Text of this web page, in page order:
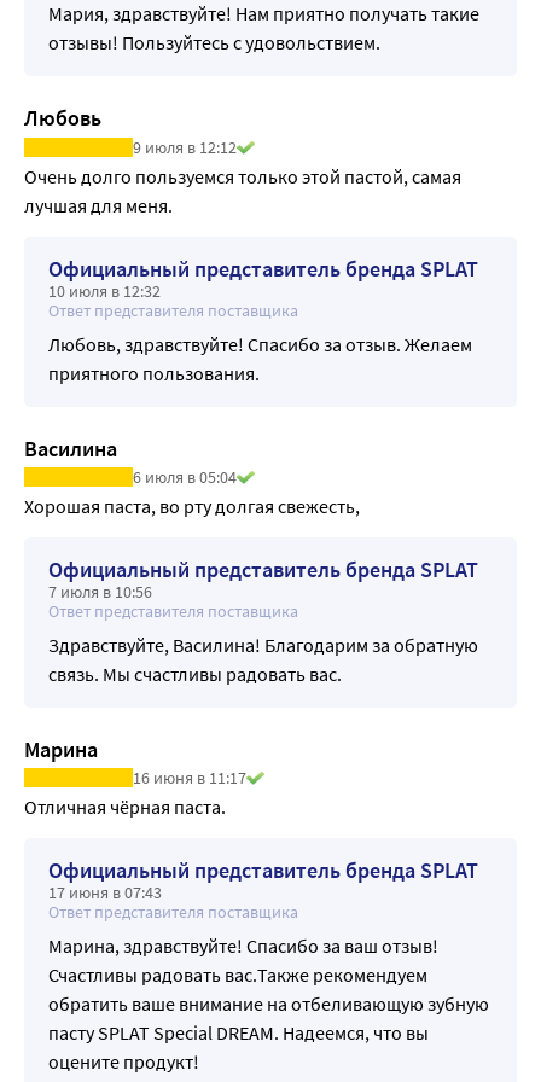
Очищающий эффект - 97%.
Противовоспалительный эффект - 94%
Vitapan.
Мария, здравствуйте! Нам приятно получать такие
отзывы! Пользуйтесь с удовольствием.
Любовь
9 июля в 12:12
Очень долго пользуемся только этой пастой, самая
лучшая для меня.
Официальный представитель бренда SPLAT
10 июля в 12:32
Ответ представителя поставщика
Любовь, здравствуйте! Спасибо за отзыв. Желаем
приятного пользования.
Василина
6 июля в 05:04
Хорошая паста, во рту долгая свежесть,
Официальный представитель бренда SPLAT
7 июля в 10:56
Ответ представителя поставщика
Здравствуйте, Василина! Благодарим за обратную
связь. Мы счастливы радовать вас.
Марина
16 июня в 11:17
Отличная чёрная паста.
Официальный представитель бренда SPLAT
17 июня в 07:43
Ответ представителя поставщика
Марина, здравствуйте! Спасибо за ваш отзыв!
Счастливы радовать вас.Также рекомендуем
обратить ваше внимание на отбеливающую зубную
пасту SPLAT Special DREAM. Надеемся, что вы
оцените продукт!